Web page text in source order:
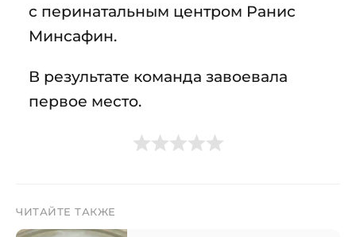
с перинатальным центром Ранис
Минсафин.
В результате команда завоевала
первое место.
ЧИТАЙТЕ ТАКЖЕ